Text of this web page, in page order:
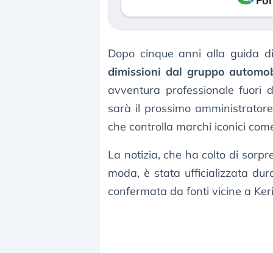
Dopo cinque anni alla guida di
dimissioni dal gruppo
avventura professionale fuori
sarà il prossimo
che controlla marchi iconici
La notizia, che ha colto di
moda, è stata ufficializzata
confermata da fonti vicine a